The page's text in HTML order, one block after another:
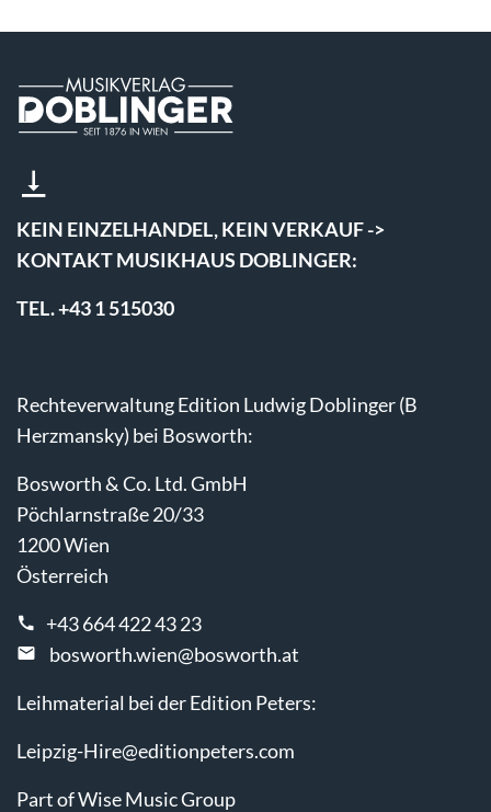
KEIN EINZELHANDEL, KEIN VERKAUF ->
KONTAKT MUSIKHAUS DOBLINGER:
TEL. +43 1 515030
Rechteverwaltung Edition Ludwig Doblinger (B
Herzmansky) bei Bosworth:
Bosworth & Co. Ltd. GmbH
Pöchlarnstraße 20/33
1200 Wien
Österreich
+43 664 422 43 23
bosworth.wien@bosworth.at
Leihmaterial bei der Edition Peters:
Leipzig-Hire@editionpeters.com
Part of Wise Music Group